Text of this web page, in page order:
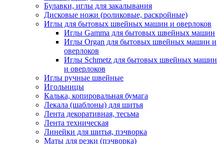
Булавки, иглы для закалывания
Дисковые ножи (роликовые, раскройные)
Иглы для бытовых швейных машин и оверлоков
Иглы Gamma для бытовых швейных машин
Иглы Organ для бытовых швейных машин и
оверлоков
Иглы Schmetz для бытовых швейных машин
и оверлоков
Иглы ручные швейные
Игольницы
Калька, копировальная бумага
Лекала (шаблоны) для шитья
Лента декоративная, тесьма
Лента техническая
Линейки для шитья, пэчворка
Маты для резки (пэчворка)